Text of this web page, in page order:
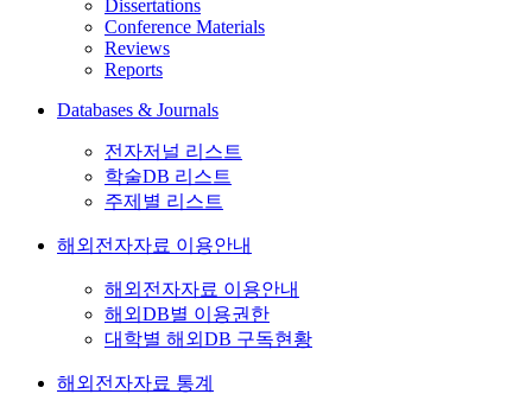
Dissertations
Conference Materials
Reviews
Reports
Databases & Journals
전자저널 리스트
학술DB 리스트
주제별 리스트
해외전자자료 이용안내
해외전자자료 이용안내
해외DB별 이용권한
대학별 해외DB 구독현황
해외전자자료 통계